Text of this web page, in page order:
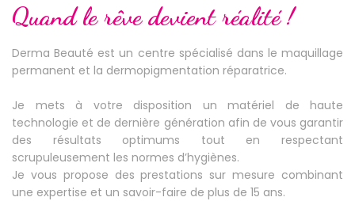
Quand le rêve devient réalité !
Derma Beauté est un centre spécialisé dans le maquillage
permanent et la dermopigmentation réparatrice.
Je mets à votre disposition un matériel de haute
technologie et de dernière génération afin de vous garantir
des résultats optimums tout en respectant
scrupuleusement les normes d’hygiènes.
Je vous propose des prestations sur mesure combinant
une expertise et un savoir-faire de plus de 15 ans.